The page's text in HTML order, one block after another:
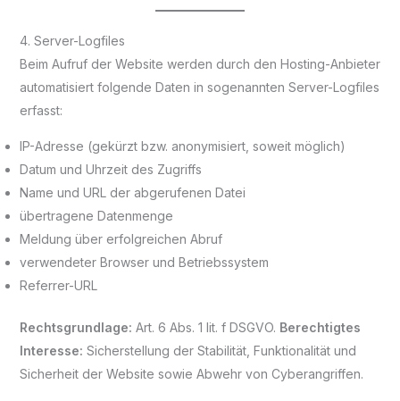
4. Server-Logfiles
Beim Aufruf der Website werden durch den Hosting-Anbieter
automatisiert folgende Daten in sogenannten Server-Logfiles
erfasst:
IP-Adresse (gekürzt bzw. anonymisiert, soweit möglich)
Datum und Uhrzeit des Zugriffs
Name und URL der abgerufenen Datei
übertragene Datenmenge
Meldung über erfolgreichen Abruf
verwendeter Browser und Betriebssystem
Referrer-URL
Rechtsgrundlage: Art. 6 Abs. 1 lit. f DSGVO. Berechtigtes
Interesse: Sicherstellung der Stabilität, Funktionalität und
Sicherheit der Website sowie Abwehr von Cyberangriffen.